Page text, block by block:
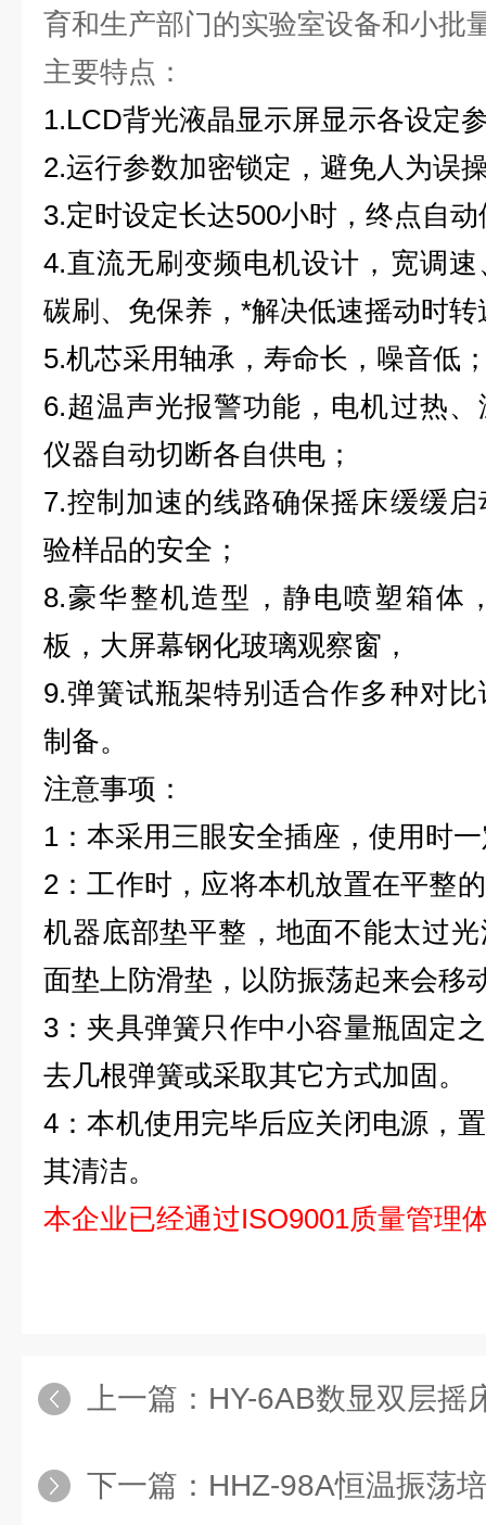
育和生产部门的实验室设备和小批
主要特点：
1.LCD背光液晶显示屏显示各设定
2.运行参数加密锁定，避免人为误
3.定时设定长达500小时，终点自
4.直流无刷变频电机设计，宽调
碳刷、免保养，*解决低速摇动时
5.机芯采用轴承，寿命长，噪音低
6.超温声光报警功能，电机过热
仪器自动切断各自供电；
7.控制加速的线路确保摇床缓缓
验样品的安全；
8.豪华整机造型，静电喷塑箱体
板，大屏幕钢化玻璃观察窗，
9.弹簧试瓶架特别适合作多种对
制备。
注意事项：
1：本采用三眼安全插座，使用时
2：工作时，应将本机放置在平整
机器底部垫平整，地面不能太过
面垫上防滑垫，以防振荡起来会移
3：夹具弹簧只作中小容量瓶固定
去几根弹簧或采取其它方式加固。
4：本机使用完毕后应关闭电源，
其清洁。
本企业已经通过ISO9001质量管理
上一篇： HY-6AB数显双层摇
下一篇： HHZ-98A恒温振荡